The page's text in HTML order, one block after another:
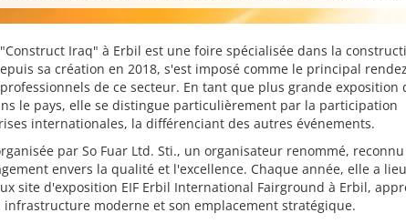
Iraq" à Erbil est une foire spécialisée dans la
sa création en 2018, s'est imposé comme le principal
de ce secteur. En tant que plus grande exposition
le pays, elle se distingue particulièrement par la participation
internationales, la différenciant des autres événements.
par So Fuar Ltd. Sti., un organisateur renommé,
envers la qualité et l'excellence. Chaque année, elle a
site d'exposition EIF Erbil International Fairground à Erbil,
infrastructure moderne et son emplacement stratégique.